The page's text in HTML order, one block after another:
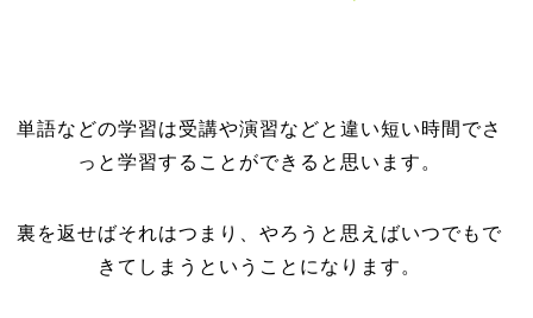
単語などの学習は受講や演習などと違い短い時間でさ
っと学習することができると思います。
裏を返せばそれはつまり、やろうと思えばいつでもで
きてしまうということになります。